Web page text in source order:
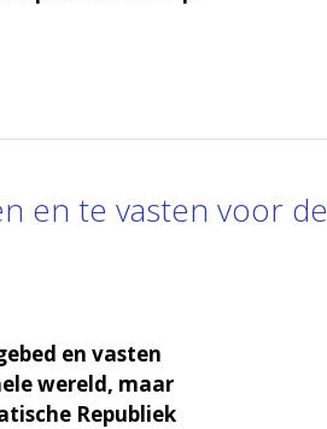
en te vasten voor de
en vasten
wereld, maar
Republiek